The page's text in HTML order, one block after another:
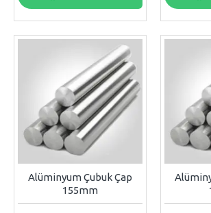
Alüminyum Çubuk Çap
155mm